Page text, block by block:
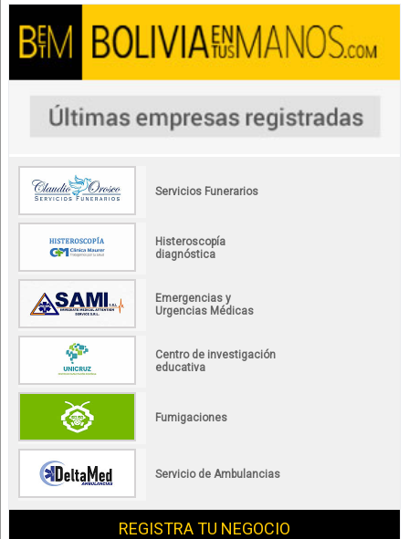
Servicios Funerarios
Histeroscopía
diagnóstica
Emergencias y
Urgencias Médicas
Centro de investigación
educativa
Fumigaciones
Servicio de Ambulancias
REGISTRA TU NEGOCIO